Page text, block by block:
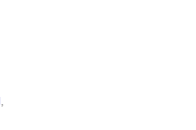
,